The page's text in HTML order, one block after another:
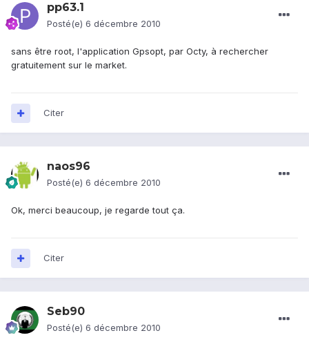
pp63.1
Posté(e) 6 décembre 2010
sans être root, l'application Gpsopt, par Octy, à rechercher
gratuitement sur le market.
Citer
naos96
Posté(e) 6 décembre 2010
Ok, merci beaucoup, je regarde tout ça.
Citer
Seb90
Posté(e) 6 décembre 2010